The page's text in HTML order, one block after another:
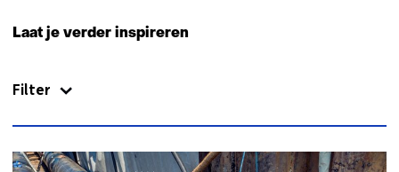
op)
Laat je verder inspireren
Filter
38